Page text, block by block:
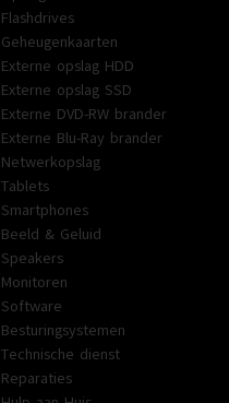
Flashdrives
Geheugenkaarten
Externe opslag HDD
Externe opslag SSD
Externe DVD-RW brander
Externe Blu-Ray brander
Netwerkopslag
Tablets
Smartphones
Beeld & Geluid
Speakers
Monitoren
Software
Besturingsystemen
Technische dienst
Reparaties